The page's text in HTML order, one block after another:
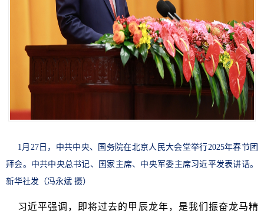
1月27日，中共中央、国务院在北京人民大会堂举行2025年春节团
拜会。中共中央总书记、国家主席、中央军委主席习近平发表讲话。
新华社发（冯永斌 摄）
习近平强调，即将过去的甲辰龙年，是我们振奋龙马精